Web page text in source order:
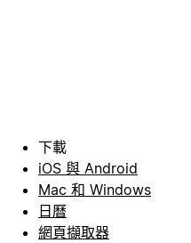
下載
iOS 與 Android
Mac 和 Windows
日曆
網頁擷取器